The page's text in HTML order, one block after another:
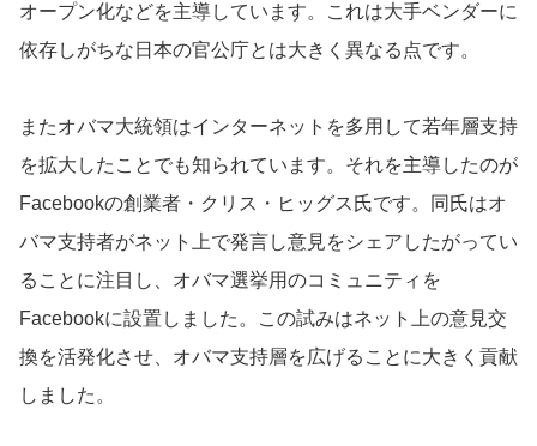
オープン化などを主導しています。これは大手ベンダーに
依存しがちな日本の官公庁とは大きく異なる点です。
またオバマ大統領はインターネットを多用して若年層支持
を拡大したことでも知られています。それを主導したのが
Facebookの創業者・クリス・ヒッグス氏です。同氏はオ
バマ支持者がネット上で発言し意見をシェアしたがってい
ることに注目し、オバマ選挙用のコミュニティを
Facebookに設置しました。この試みはネット上の意見交
換を活発化させ、オバマ支持層を広げることに大きく貢献
しました。